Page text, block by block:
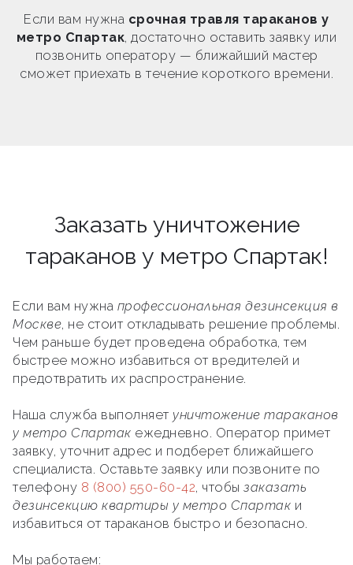
Если вам нужна срочная травля тараканов у
метро Спартак, достаточно оставить заявку или
позвонить оператору — ближайший мастер
сможет приехать в течение короткого времени.
Заказать уничтожение
тараканов у метро Спартак!
Если вам нужна профессиональная дезинсекция в
Москве, не стоит откладывать решение проблемы.
Чем раньше будет проведена обработка, тем
быстрее можно избавиться от вредителей и
предотвратить их распространение.
Наша служба выполняет уничтожение тараканов
у метро Спартак ежедневно. Оператор примет
заявку, уточнит адрес и подберет ближайшего
специалиста. Оставьте заявку или позвоните по
телефону 8 (800) 550-60-42, чтобы заказать
дезинсекцию квартиры у метро Спартак и
избавиться от тараканов быстро и безопасно.
Мы работаем: